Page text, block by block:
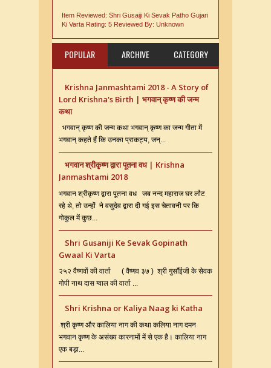
Item Reviewed: Shri Gusaiji Ki Sevak Patho Gujari
Ki Varta Rating: 5 Reviewed By: Unknown
POPULAR ARCHIVE CATEGORY
Krishna Janmashtami 2018 - A Story of
Lord Krishna's Birth | भगवान् कृष्ण की जन्म
कथा
भगवान् कृष्ण की जन्म कथा भगवान् कृष्ण का जन्म गीता में
भगवान् कहते हैं कि उनका प्राकट्य, जन्...
भगवान श्रीकृष्ण द्वारा पूतना वध | Krishna
Janmashtami 2018
भगवान श्रीकृष्ण द्वारा पूतना वध जब नन्द महाराज घर लौट
रहे थे, तो उन्हों ने वसुदेव द्वारा दी गई इस चेतावनी पर कि
गोकुल में कुछ...
Shri Gusaniji Ke Sevak Gopinath
Gwaal Ki Varta
२५२ वैष्णवों की वार्ता ( वैष्णव ३७ ) श्री गुसाँईजी के सेवक
गोपी नाथ दास ग्वाल की वार्ता ...
Shri Krishna or Kaliya Naag ki Katha
श्री कृष्ण और कालिया नाग की कथा कलिया नाग दमन
भगवान कृष्ण के असंख्य कारनामों में से एक है। कालिया नाग
एक बड़ा...